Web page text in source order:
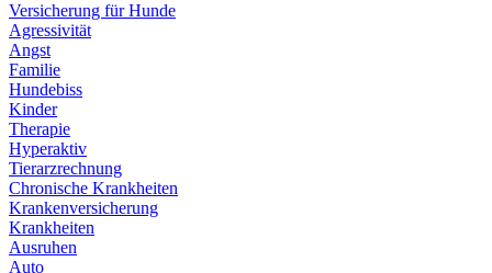
Versicherung für Hunde
Agressivität
Angst
Familie
Hundebiss
Kinder
Therapie
Hyperaktiv
Tierarzrechnung
Chronische Krankheiten
Krankenversicherung
Krankheiten
Ausruhen
Auto